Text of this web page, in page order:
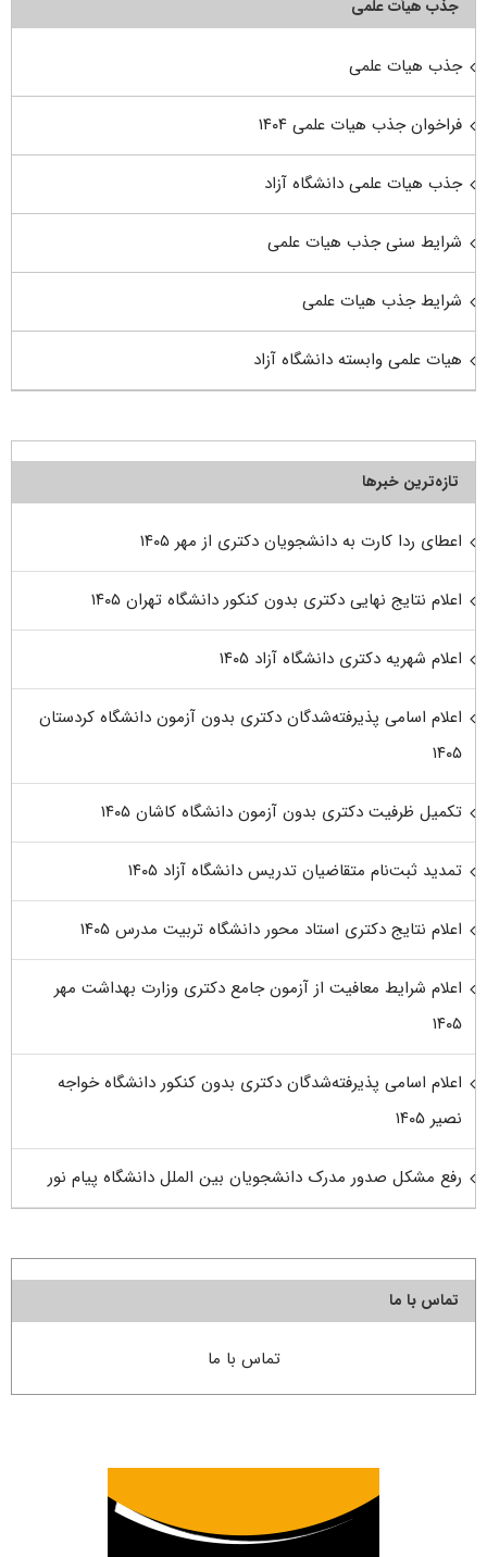
جذب هیأت علمی
جذب هیات علمی
فراخوان جذب هیات علمی ۱۴۰۴
جذب هیات علمی دانشگاه آزاد
شرایط سنی جذب هیات علمی
شرایط جذب هیات علمی
هیات علمی وابسته دانشگاه آزاد
تازه‌ترین خبرها
اعطای ردا کارت به دانشجویان دکتری از مهر ۱۴۰۵
اعلام نتایج نهایی دکتری بدون کنکور دانشگاه تهران ۱۴۰۵
اعلام شهریه دکتری دانشگاه آزاد ۱۴۰۵
اعلام اسامی پذیرفته‌شدگان دکتری بدون آزمون دانشگاه کردستان
۱۴۰۵
تکمیل ظرفیت دکتری بدون آزمون دانشگاه کاشان ۱۴۰۵
تمدید ثبت‌نام متقاضیان تدریس دانشگاه آزاد ۱۴۰۵
اعلام نتایج دکتری استاد محور دانشگاه تربیت مدرس ۱۴۰۵
اعلام شرایط معافیت از آزمون جامع دکتری وزارت بهداشت مهر
۱۴۰۵
اعلام اسامی پذیرفته‌شدگان دکتری بدون کنکور دانشگاه خواجه
نصیر ۱۴۰۵
رفع مشکل صدور مدرک دانشجویان بین الملل دانشگاه پیام نور
تماس با ما
تماس با ما